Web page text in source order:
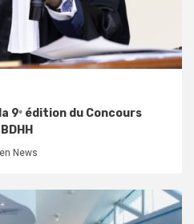
9ᵉ édition du Concours
News